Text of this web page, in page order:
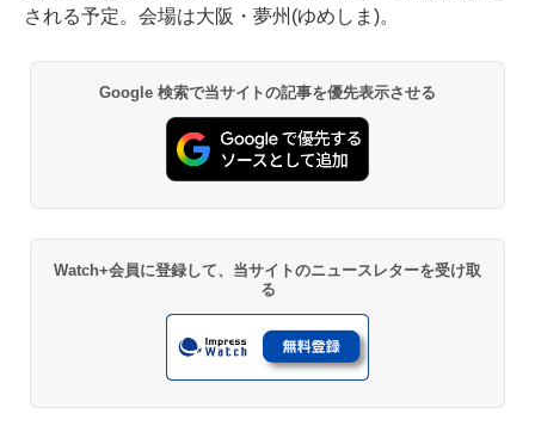
される予定。会場は大阪・夢州(ゆめしま)。
Google 検索で当サイトの記事を優先表示させる
Watch+会員に登録して、当サイトのニュースレターを受け取
る